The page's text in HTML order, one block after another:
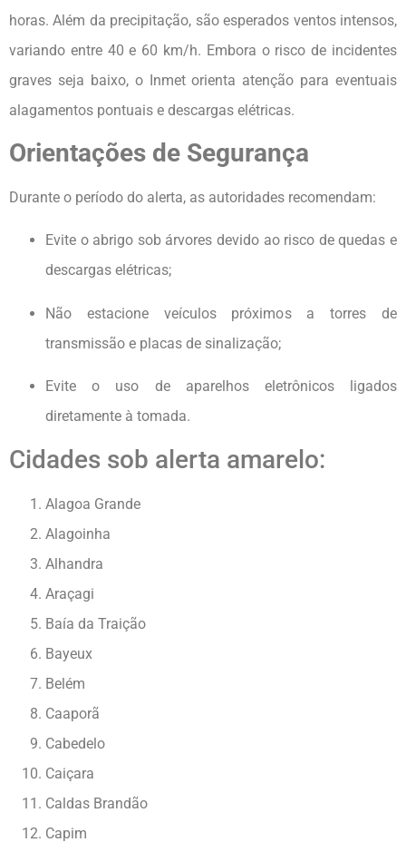
horas. Além da precipitação, são esperados ventos intensos,
variando entre 40 e 60 km/h. Embora o risco de incidentes
graves seja baixo, o Inmet orienta atenção para eventuais
alagamentos pontuais e descargas elétricas.
Orientações de Segurança
Durante o período do alerta, as autoridades recomendam:
Evite o abrigo sob árvores devido ao risco de quedas e
descargas elétricas;
Não estacione veículos próximos a torres de
transmissão e placas de sinalização;
Evite o uso de aparelhos eletrônicos ligados
diretamente à tomada.
Cidades sob alerta amarelo:
Alagoa Grande
Alagoinha
Alhandra
Araçagi
Baía da Traição
Bayeux
Belém
Caaporã
Cabedelo
Caiçara
Caldas Brandão
Capim